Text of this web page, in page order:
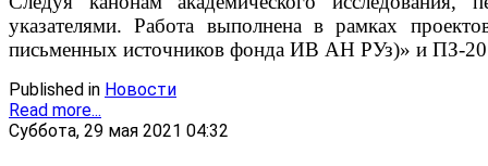
указателями. Работа выполнена в рамках
письменных источников фонда ИВ АН РУз)» и ПЗ-
Published in Новости
Read more...
Суббота, 29 мая 2021 04:32